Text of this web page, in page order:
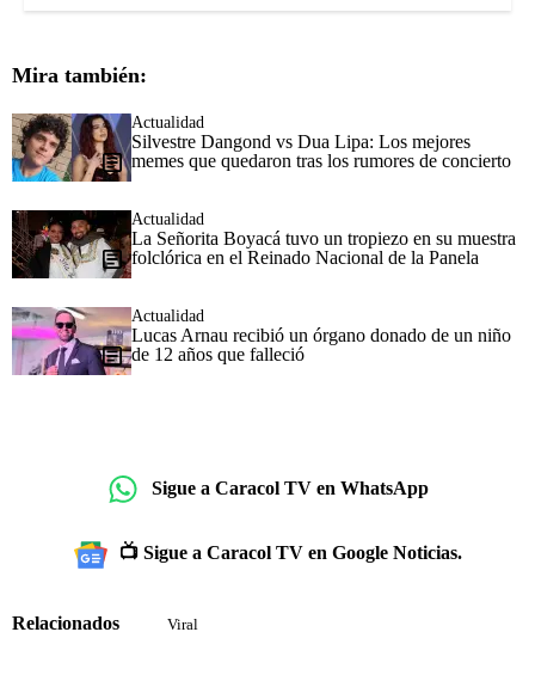
Mira también:
Actualidad
Silvestre Dangond vs Dua Lipa: Los mejores
memes que quedaron tras los rumores de concierto
Actualidad
La Señorita Boyacá tuvo un tropiezo en su muestra
folclórica en el Reinado Nacional de la Panela
Actualidad
Lucas Arnau recibió un órgano donado de un niño
de 12 años que falleció
Sigue a Caracol TV en WhatsApp
📺 Sigue a Caracol TV en Google Noticias.
Relacionados Viral